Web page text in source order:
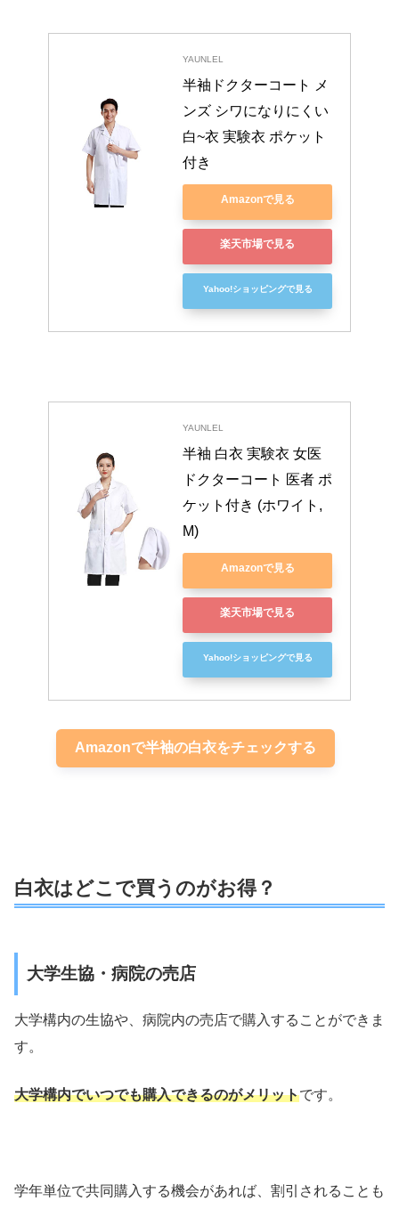
YAUNLEL
半袖ドクターコート メ
ンズ シワになりにくい
白~衣 実験衣 ポケット
付き
Amazonで見る
楽天市場で見る
Yahoo!ショッピングで見る
YAUNLEL
半袖 白衣 実験衣 女医
ドクターコート 医者 ポ
ケット付き (ホワイト,
M)
Amazonで見る
楽天市場で見る
Yahoo!ショッピングで見る
Amazonで半袖の白衣をチェックする
白衣はどこで買うのがお得？
大学生協・病院の売店
大学構内の生協や、病院内の売店で購入することができま
す。
大学構内でいつでも購入できるのがメリットです。
学年単位で共同購入する機会があれば、割引されることも